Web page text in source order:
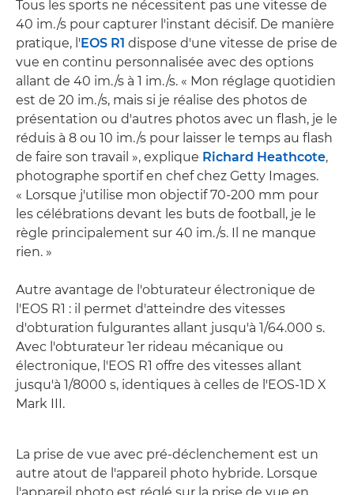
Tous les sports ne nécessitent pas une vitesse de
40 im./s pour capturer l'instant décisif. De manière
pratique, l'EOS R1 dispose d'une vitesse de prise de
vue en continu personnalisée avec des options
allant de 40 im./s à 1 im./s. « Mon réglage quotidien
est de 20 im./s, mais si je réalise des photos de
présentation ou d'autres photos avec un flash, je le
réduis à 8 ou 10 im./s pour laisser le temps au flash
de faire son travail », explique Richard Heathcote,
photographe sportif en chef chez Getty Images.
« Lorsque j'utilise mon objectif 70-200 mm pour
les célébrations devant les buts de football, je le
règle principalement sur 40 im./s. Il ne manque
rien. »
Autre avantage de l'obturateur électronique de
l'EOS R1 : il permet d'atteindre des vitesses
d'obturation fulgurantes allant jusqu'à 1/64.000 s.
Avec l'obturateur 1er rideau mécanique ou
électronique, l'EOS R1 offre des vitesses allant
jusqu'à 1/8000 s, identiques à celles de l'EOS-1D X
Mark III.
La prise de vue avec pré-déclenchement est un
autre atout de l'appareil photo hybride. Lorsque